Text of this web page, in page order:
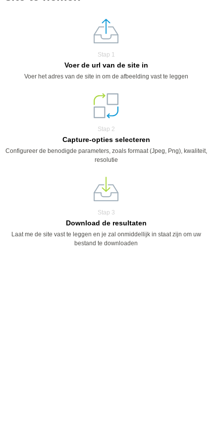
Stap 1
Voer de url van de site in
Voer het adres van de site in om de afbeelding vast te leggen
Stap 2
Capture-opties selecteren
Configureer de benodigde parameters, zoals formaat (Jpeg, Png), kwaliteit,
resolutie
Stap 3
Download de resultaten
Laat me de site vast te leggen en je zal onmiddellijk in staat zijn om uw
bestand te downloaden